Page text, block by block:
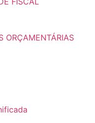
ORÇAMENTÁRIAS